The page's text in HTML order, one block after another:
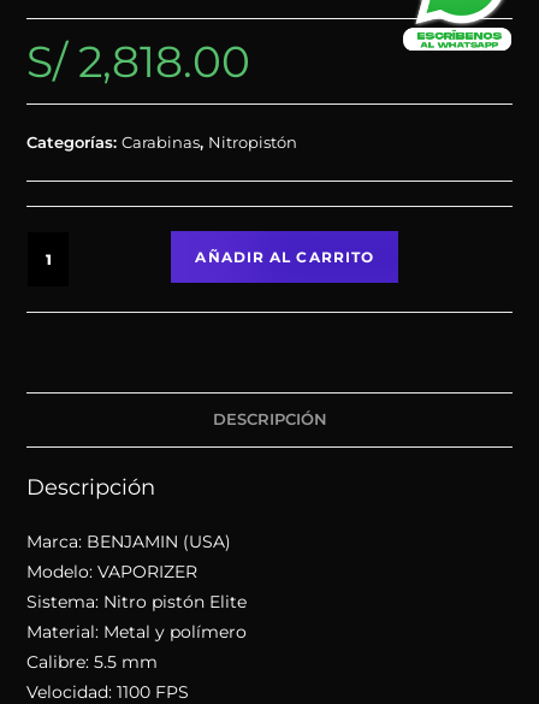
S/2,818.00
Categorías:Carabinas, Nitropistón
AÑADIR AL CARRITO
DESCRIPCIÓN
Descripción
Marca: BENJAMIN (USA)
Modelo: VAPORIZER
Sistema: Nitro pistón Elite
Material: Metal y polímero
Calibre: 5.5 mm
Velocidad: 1100 FPS